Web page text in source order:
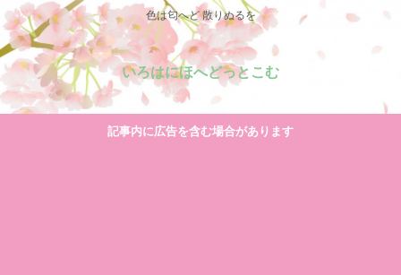
色は匂へど 散りぬるを
いろはにほへどっとこむ
記事内に広告を含む場合があります